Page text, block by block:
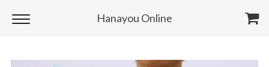
Hanayou Online